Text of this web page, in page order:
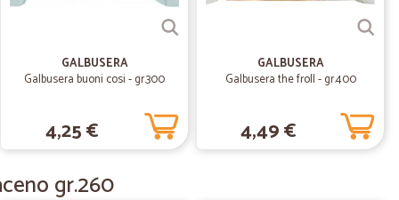
- Servizio eccellente. Grazie
GALBUSERA
Galbusera buoni cosi - gr.300
4,25 €
GALBUSERA
Galbusera the froll - gr.400
4,49 €
gr.260